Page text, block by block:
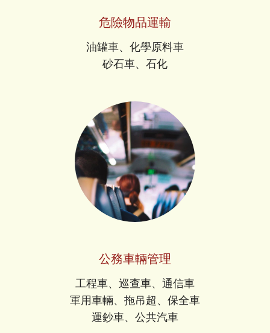
危險物品運輸
油罐車、化學原料車
砂石車、石化
公務車輛管理
工程車、巡查車、通信車
軍用車輛、拖吊超、保全車
運鈔車、公共汽車